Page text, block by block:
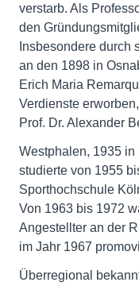
verstarb. Als
den
Insbesondere durch
an den 1898 in
Erich Maria
Verdienste
Prof. Dr. Alexander
Westphalen, 1935
studierte von 1955
Sporthochschule
Von 1963 bis 1972
Angestellter an der
im Jahr 1967
Überregional